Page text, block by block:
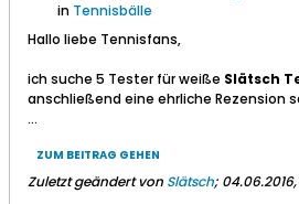
in Tennisbälle
Hallo liebe Tennisfans,
ich suche 5 Tester für weiße Slätsch
anschließend eine ehrliche Rezension
...
ZUM BEITRAG GEHEN
Zuletzt geändert von Slätsch; 04.06.2016,